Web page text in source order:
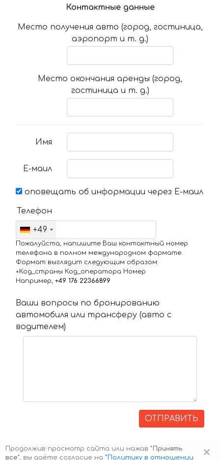
Контактные данные
Место получения авто (город, гостиница,
аэропорт и т. д.)
Место окончания аренды (город,
гостиница и т. д.)
Имя
Е-маил
оповещать об информации через Е-маил
Телефон
+49
Пожалуйста, напишите Ваш контактный номер
телефона в полном международном формате.
Формат выглядит следующим образом:
+Код_страны Код_оператора Номер
Например, +49 176 22366899
Ваши вопросы по бронированию
автомобиля или трансферу (авто с
водителем)
ОТПРАВИТЬ
×
Продолжив просмотр сайта или нажав "Принять
все", вы даёте согласие на ”Политику в отношении